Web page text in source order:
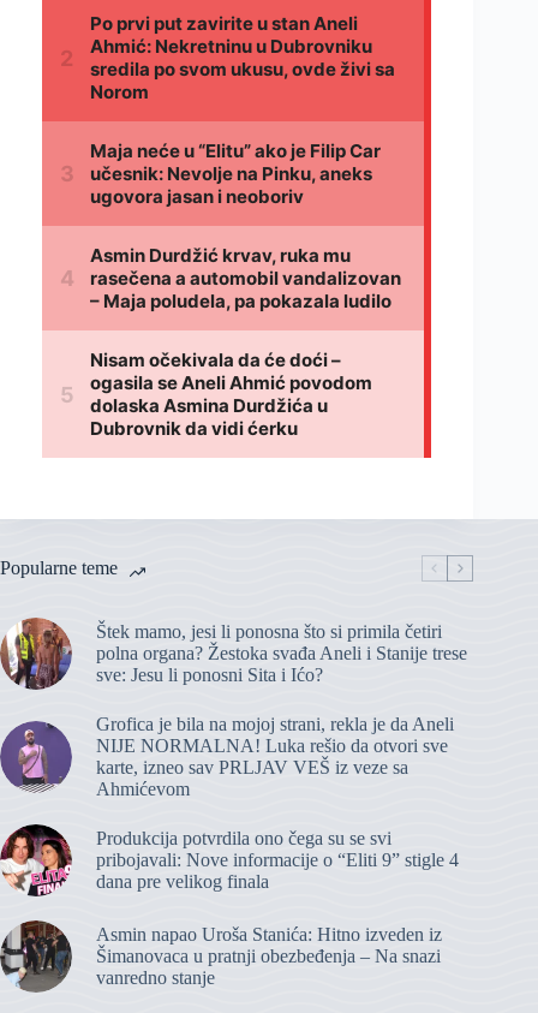
Popularne teme
Štek mamo, jesi li ponosna što si primila četiri
polna organa? Žestoka svađa Aneli i Stanije trese
sve: Jesu li ponosni Sita i Ićo?
Grofica je bila na mojoj strani, rekla je da Aneli
NIJE NORMALNA! Luka rešio da otvori sve
karte, izneo sav PRLJAV VEŠ iz veze sa
Ahmićevom
Produkcija potvrdila ono čega su se svi
pribojavali: Nove informacije o “Eliti 9” stigle 4
dana pre velikog finala
Asmin napao Uroša Stanića: Hitno izveden iz
Šimanovaca u pratnji obezbeđenja – Na snazi
vanredno stanje